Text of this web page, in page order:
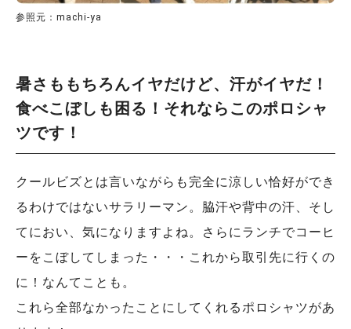
参照元：machi-ya
暑さももちろんイヤだけど、汗がイヤだ！
食べこぼしも困る！それならこのポロシャ
ツです！
クールビズとは言いながらも完全に涼しい恰好ができ
るわけではないサラリーマン。脇汗や背中の汗、そし
てにおい、気になりますよね。さらにランチでコーヒ
ーをこぼしてしまった・・・これから取引先に行くの
に！なんてことも。
これら全部なかったことにしてくれるポロシャツがあ